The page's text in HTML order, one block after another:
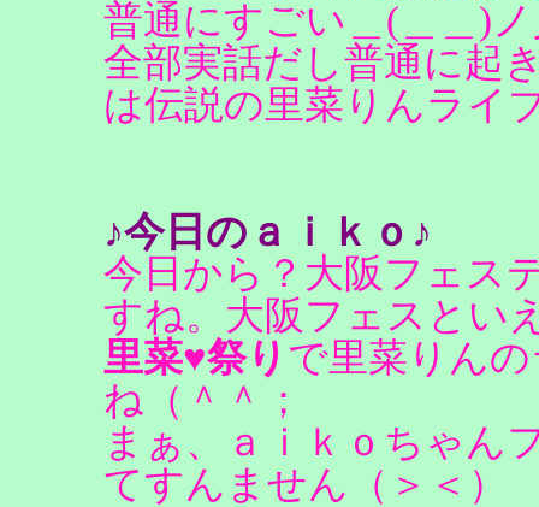
普通にすごい＿(＿＿)
全部実話だし普通に起
は伝説の里菜りんライ
♪今日のａｉｋｏ♪
今日から？大阪フェス
すね。大阪フェスとい
里菜♥祭り で里菜りん
ね（＾＾；
まぁ、ａｉｋｏちゃん
てすんません（＞＜）